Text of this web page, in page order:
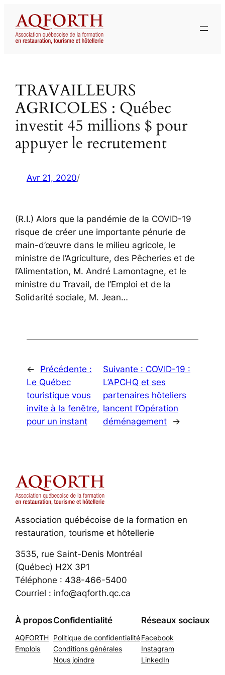
contenu
TRAVAILLEURS
AGRICOLES : Québec
investit 45 millions $ pour
appuyer le recrutement
Avr 21, 2020/
(R.I.) Alors que la pandémie de la COVID-19
risque de créer une importante pénurie de
main-d’œuvre dans le milieu agricole, le
ministre de l’Agriculture, des Pêcheries et de
l’Alimentation, M. André Lamontagne, et le
ministre du Travail, de l’Emploi et de la
Solidarité sociale, M. Jean…
←
Précédente :
Le Québec
touristique vous
invite à la fenêtre,
pour un instant
Suivante : COVID-19 :
L’APCHQ et ses
partenaires hôteliers
lancent l’Opération
déménagement
→
Association québécoise de la formation en
restauration, tourisme et hôtellerie
3535, rue Saint-Denis Montréal
(Québec) H2X 3P1
Téléphone : 438-466-5400
Courriel : info@aqforth.qc.ca
À propos
AQFORTH
Emplois
Confidentialité
Politique de confidentialité
Conditions générales
Nous joindre
Réseaux sociaux
Facebook
Instagram
LinkedIn